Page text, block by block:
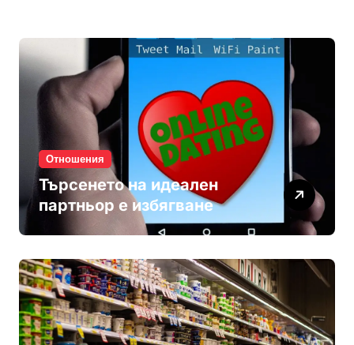
Отношения
Търсенето на идеален
партньор е избягване